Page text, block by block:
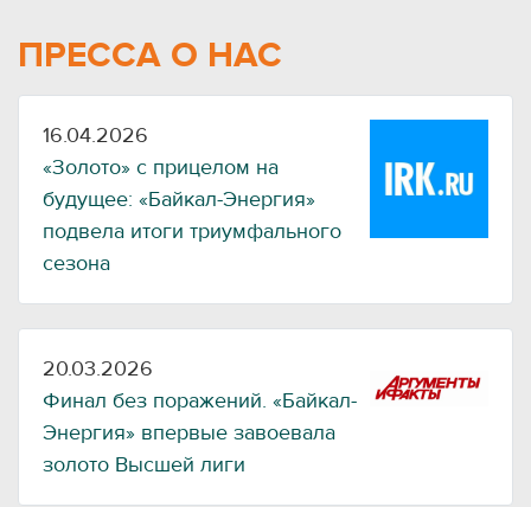
ПРЕССА О НАС
16.04.2026
«Золото» с прицелом на
будущее: «Байкал-Энергия»
подвела итоги триумфального
сезона
20.03.2026
Финал без поражений. «Байкал-
Энергия» впервые завоевала
золото Высшей лиги